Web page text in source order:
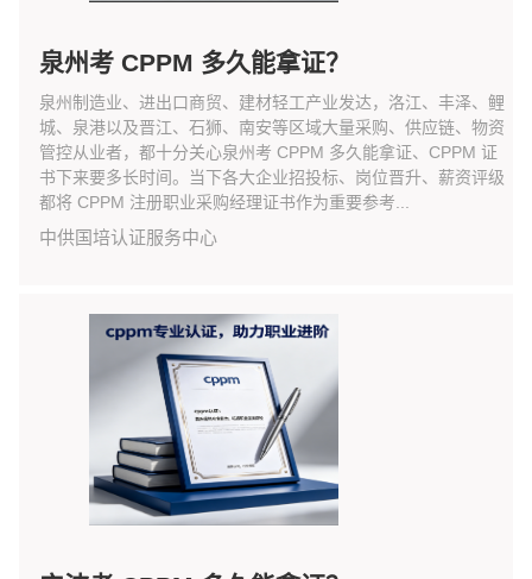
泉州考 CPPM 多久能拿证？
泉州制造业、进出口商贸、建材轻工产业发达，洛江、丰泽、鲤
城、泉港以及晋江、石狮、南安等区域大量采购、供应链、物资
管控从业者，都十分关心泉州考 CPPM 多久能拿证、CPPM 证
书下来要多长时间。当下各大企业招投标、岗位晋升、薪资评级
都将 CPPM 注册职业采购经理证书作为重要参考...
中供国培认证服务中心